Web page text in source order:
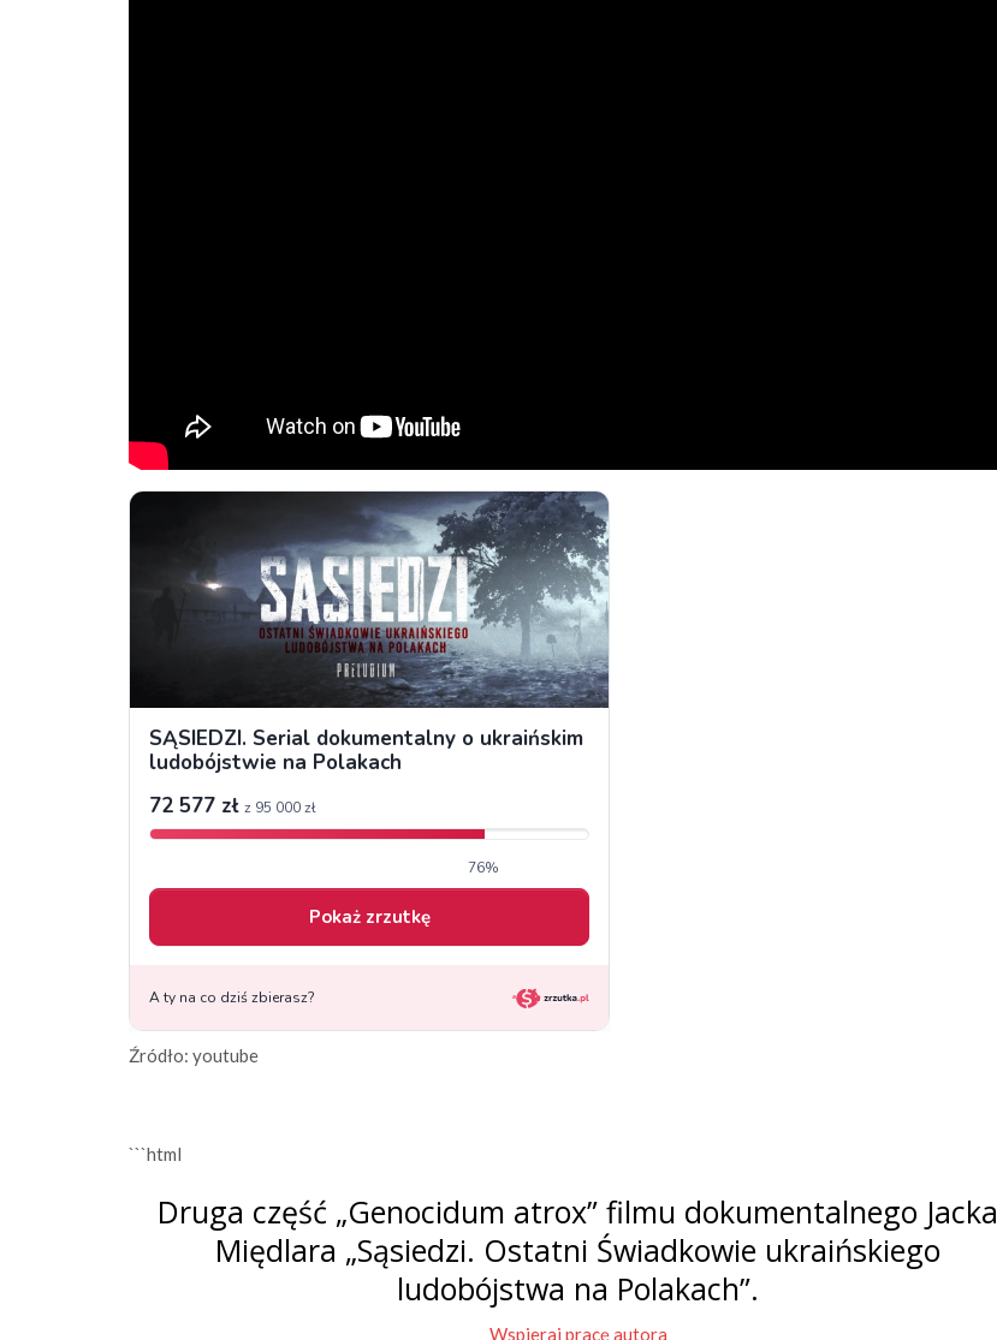
Źródło: youtube
```html
Druga część „Genocidum atrox” filmu dokumentalnego Jacka
Międlara „Sąsiedzi. Ostatni Świadkowie ukraińskiego
ludobójstwa na Polakach”.
Wspieraj pracę autora